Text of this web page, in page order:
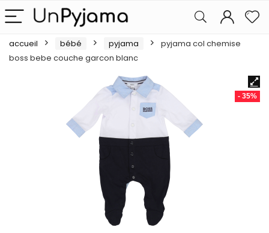
accueil bébé pyjama
pyjama col chemise
boss bebe couche garcon blanc
- 35%